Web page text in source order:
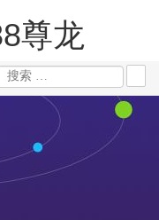
尊龙